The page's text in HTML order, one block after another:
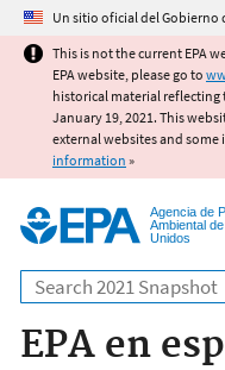
Jump
Un sitio oficial del Gobierno
This is not the current EPA
EPA website, please go to
historical material reflecting
January 19, 2021. This
external websites and
information »
Agencia de
Ambiental
Unidos
Search
EPA en